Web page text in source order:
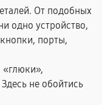
От подобных
одно устройство,
порты,
не обойтись